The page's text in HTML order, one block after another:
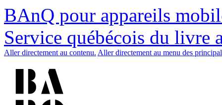
BAnQ pour appareils
Service québécois du livre
Aller directement au contenu. Aller directement au menu des